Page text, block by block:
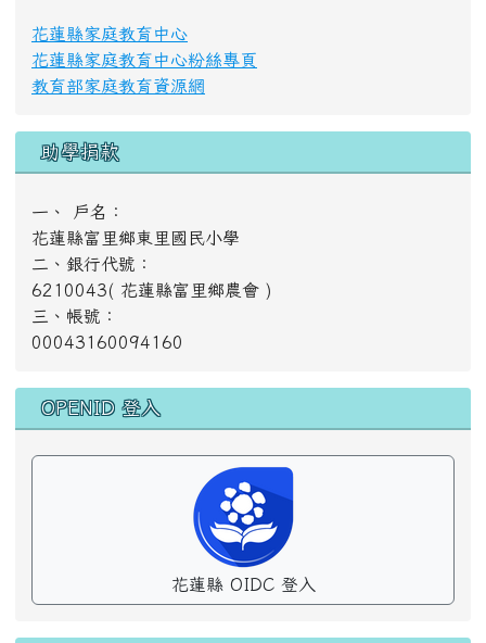
花蓮縣家庭教育中心
花蓮縣家庭教育中心粉絲專頁
教育部家庭教育資源網
助學捐款
一、 戶名：
花蓮縣富里鄉東里國民小學
二、銀行代號：
6210043( 花蓮縣富里鄉農會 )
三、帳號：
00043160094160
OPENID 登入
花蓮縣 OIDC 登入